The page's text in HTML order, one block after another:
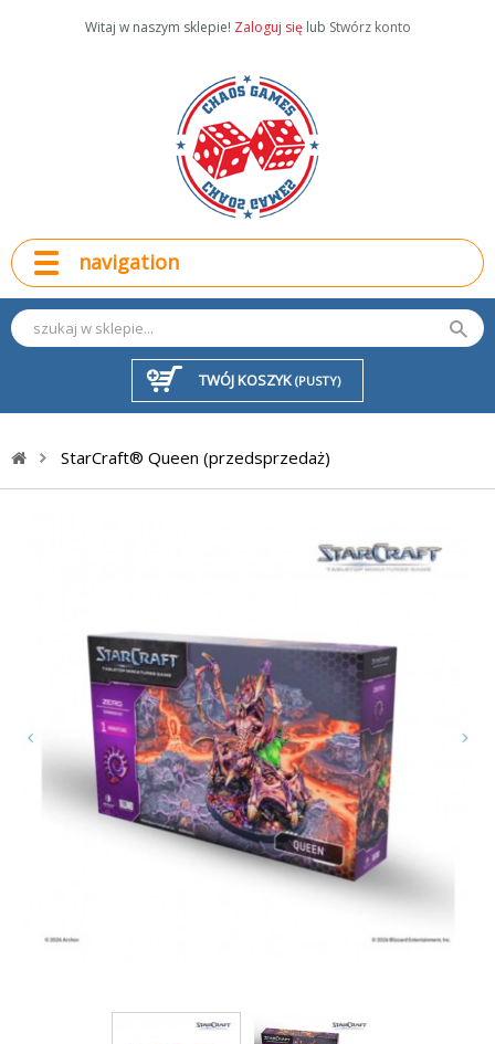
Witaj w naszym sklepie! Zaloguj się lub Stwórz konto
navigation
TWÓJ KOSZYK (PUSTY)
StarCraft® Queen (przedsprzedaż)